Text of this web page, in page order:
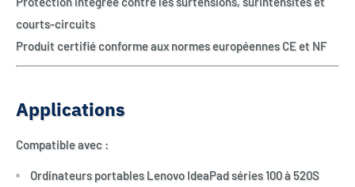
courts-circuits
Produit certifié conforme aux normes européennes CE et NF
Applications
Compatible avec :
Ordinateurs portables Lenovo IdeaPad séries 100 à 520S